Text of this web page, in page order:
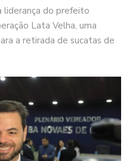
liderança do prefeito
Lata Velha, uma
a retirada de sucatas de